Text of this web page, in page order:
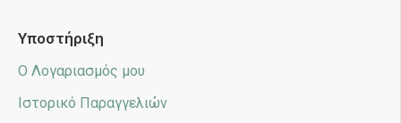
Υποστήριξη
Ο Λογαριασμός μου
Ιστορικό Παραγγελιών